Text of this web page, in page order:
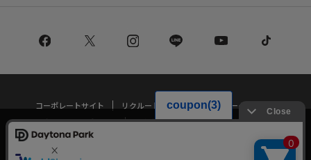
コーポレートサイト リクルート
サステナブルマークについて
プライバシーポリシー
特定商取引法・古物営業法に基づく表記
当サイトでは利用体験の向上およびコンテンツの最適な提供、トラフィック
の分析を目的としてCookieを使用しています。